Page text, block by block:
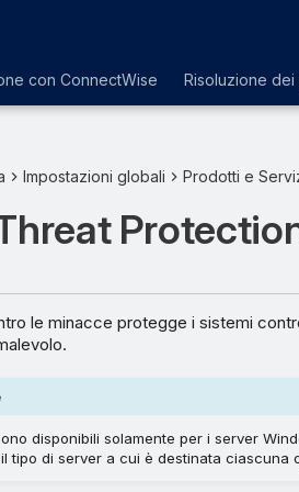
con ConnectWise Risoluzione dei
Impostazioni globali Prodotti e
le minacce protegge i sistemi
disponibili solamente per i server
tipo di server a cui è destinata ciascuna